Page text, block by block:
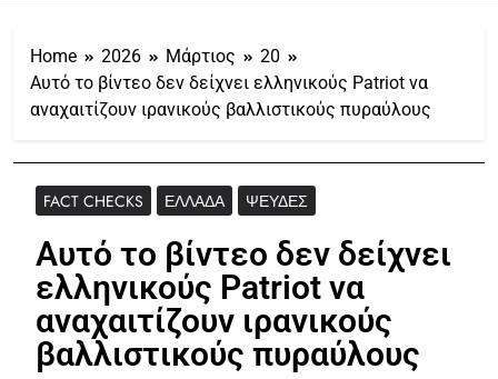
Home 2026 Μάρτιος
20
Αυτό το βίντεο δεν δείχνει ελληνικούς Patriot να
αναχαιτίζουν ιρανικούς βαλλιστικούς πυραύλους
FACT CHECKS ΕΛΛΆΔΑ ΨΕΥΔΈΣ
Αυτό το βίντεο δεν δείχνει
ελληνικούς Patriot να
αναχαιτίζουν ιρανικούς
βαλλιστικούς πυραύλους